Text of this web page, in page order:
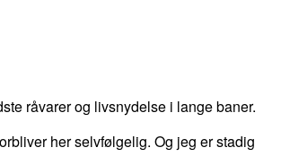
råvarer og livsnydelse i lange baner.
her selvfølgelig. Og jeg er stadig